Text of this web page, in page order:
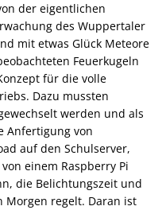
der eigentlichen
des Wuppertaler
mit etwas Glück Meteore
Feuerkugeln
für die volle
Dazu mussten
werden und als
Anfertigung von
auf den Schulserver,
einem Raspberry Pi
die Belichtungszeit und
Morgen regelt. Daran ist